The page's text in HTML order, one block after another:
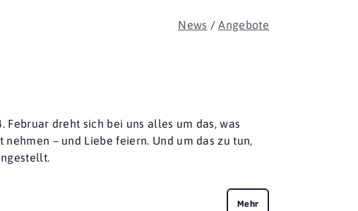
News /Angebote
Februar dreht sich bei uns alles um das, was
– und Liebe feiern. Und um das zu tun,
Mehr